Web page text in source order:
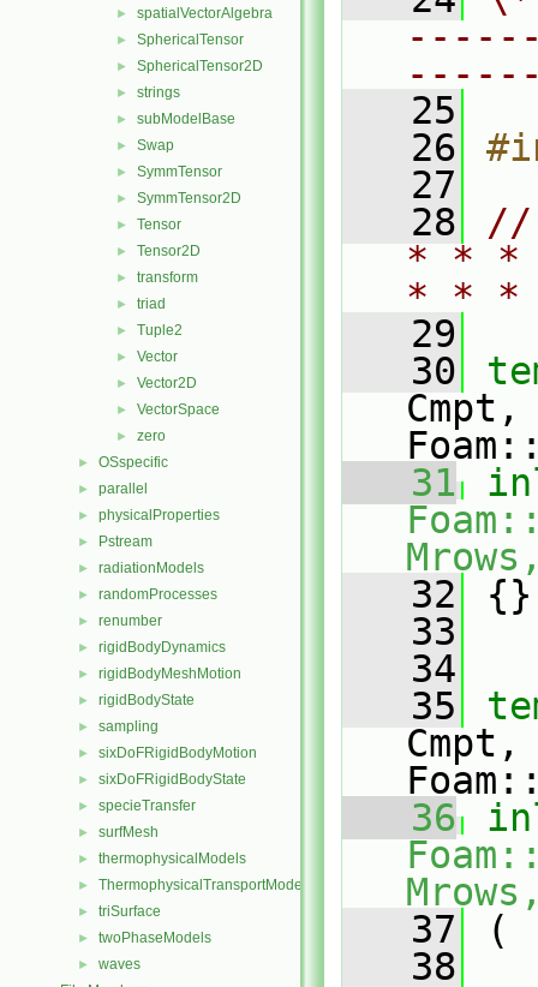
► spatialVectorAlgebra
► SphericalTensor
► SphericalTensor2D
► strings
► subModelBase
► Swap
► SymmTensor
► SymmTensor2D
► Tensor
► Tensor2D
► transform
► triad
► Tuple2
► Vector
► Vector2D
► VectorSpace
► zero
► OSspecific
► parallel
► physicalProperties
► Pstream
► radiationModels
► randomProcesses
► renumber
► rigidBodyDynamics
► rigidBodyMeshMotion
► rigidBodyState
► sampling
► sixDoFRigidBodyMotion
► sixDoFRigidBodyState
► specieTransfer
► surfMesh
► thermophysicalModels
► ThermophysicalTransportModels
► triSurface
► twoPhaseModels
► waves
   25
   26
   27
   28
//
* * *
* *
   29
   30
   31
   32
{}
   33
   34
   35
   36
   37
(
   38